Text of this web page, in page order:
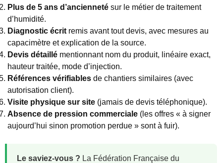
Plus de 5 ans d’ancienneté sur le métier de traitement
d’humidité.
Diagnostic écrit remis avant tout devis, avec mesures au
capacimètre et explication de la source.
Devis détaillé mentionnant nom du produit, linéaire exact,
hauteur traitée, mode d’injection.
Références vérifiables de chantiers similaires (avec
autorisation client).
Visite physique sur site (jamais de devis téléphonique).
Absence de pression commerciale (les offres « à signer
aujourd’hui sinon promotion perdue » sont à fuir).
Le saviez-vous ? La Fédération Française du